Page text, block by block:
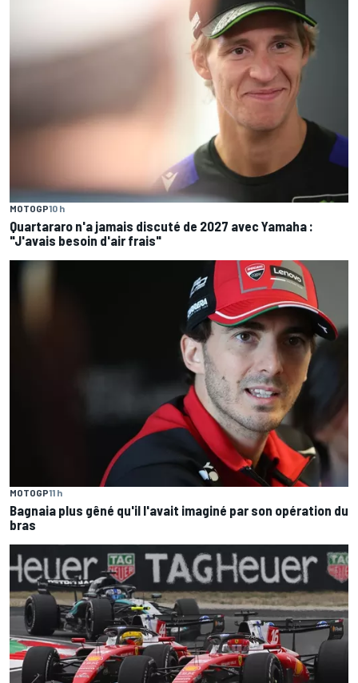
MOTOGP10 h
Quartararo n'a jamais discuté de 2027 avec Yamaha :
"J'avais besoin d'air frais"
MOTOGP11 h
Bagnaia plus gêné qu'il l'avait imaginé par son opération du
bras